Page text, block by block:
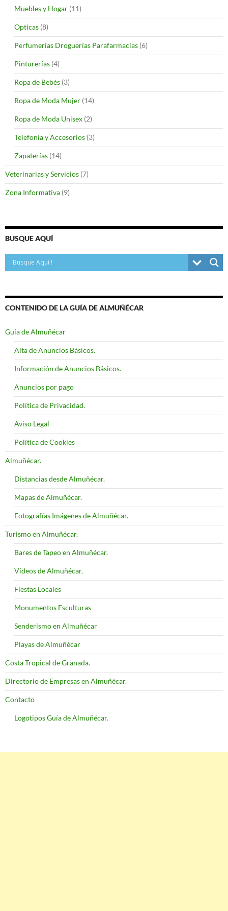
Muebles y Hogar (11)
Opticas (8)
Perfumerías Droguerías Parafarmacias (6)
Pinturerías (4)
Ropa de Bebés (3)
Ropa de Moda Mujer (14)
Ropa de Moda Unisex (2)
Telefonía y Accesorios (3)
Zapaterías (14)
Veterinarias y Servicios (7)
Zona Informativa (9)
BUSQUE AQUÍ
CONTENIDO DE LA GUÍA DE ALMUÑÉCAR
Guía de Almuñécar
Alta de Anuncios Básicos.
Información de Anuncios Básicos.
Anuncios por pago
Política de Privacidad.
Aviso Legal
Política de Cookies
Almuñécar.
Distancias desde Almuñécar.
Mapas de Almuñécar.
Fotografías Imágenes de Almuñécar.
Turismo en Almuñécar.
Bares de Tapeo en Almuñécar.
Vídeos de Almuñécar.
Fiestas Locales
Monumentos Esculturas
Senderismo en Almuñécar
Playas de Almuñécar
Costa Tropical de Granada.
Directorio de Empresas en Almuñécar.
Contacto
Logotipos Guía de Almuñécar.